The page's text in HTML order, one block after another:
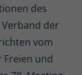
des
der
vom
Freien und
von